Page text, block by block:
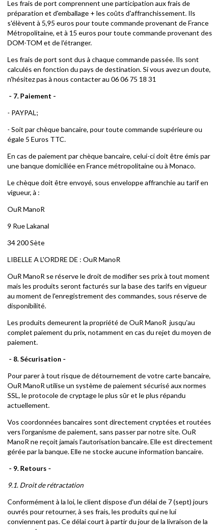
Les frais de port comprennent une participation aux frais de
préparation et d'emballage + les coûts d'affranchissement. Ils
s'élèvent à 5,95 euros pour toute commande provenant de France
Métropolitaine, et à 15 euros pour toute commande provenant des
DOM-TOM et de l'étranger.
Les frais de port sont dus à chaque commande passée. Ils sont
calculés en fonction du pays de destination. Si vous avez un doute,
n'hésitez pas à nous contacter au 06 06 75 18 31
- 7. Paiement -
- PAYPAL;
- Soit par chèque bancaire, pour toute commande supérieure ou
égale 5 Euros TTC.
En cas de paiement par chèque bancaire, celui-ci doit être émis par
une banque domiciliée en France métropolitaine ou à Monaco.
Le chèque doit être envoyé, sous enveloppe affranchie au tarif en
vigueur, à :
OuR ManoR
9 Rue Lakanal
34 200 Sète
LIBELLE A L'ORDRE DE : OuR ManoR
OuR ManoR se réserve le droit de modifier ses prix à tout moment
mais les produits seront facturés sur la base des tarifs en vigueur
au moment de l'enregistrement des commandes, sous réserve de
disponibilité.
Les produits demeurent la propriété de OuR ManoR jusqu'au
complet paiement du prix, notamment en cas du rejet du moyen de
paiement.
- 8. Sécurisation -
Pour parer à tout risque de détournement de votre carte bancaire,
OuR ManoR utilise un système de paiement sécurisé aux normes
SSL, le protocole de cryptage le plus sûr et le plus répandu
actuellement.
Vos coordonnées bancaires sont directement cryptées et routées
vers l'organisme de paiement, sans passer par notre site. OuR
ManoR ne reçoit jamais l'autorisation bancaire. Elle est directement
gérée par la banque. Elle ne stocke aucune information bancaire.
- 9. Retours -
9.1. Droit de rétractation
Conformément à la loi, le client dispose d'un délai de 7 (sept) jours
ouvrés pour retourner, à ses frais, les produits qui ne lui
conviennent pas. Ce délai court à partir du jour de la livraison de la